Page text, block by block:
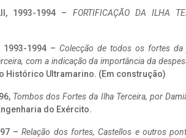
1993-1994 – FORTIFICAÇÃO DA ILHA
1993-1994 – Colecção de todos os fortes
com a indicação da importância da
Histórico Ultramarino. (Em construção)
Tombos dos Fortes da Ilha Terceira, por
do Exército.
–Relação dos fortes, Castellos e outros